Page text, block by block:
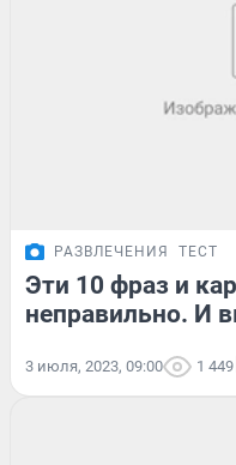
РАЗВЛЕЧЕНИЯ ТЕСТ
Эти 10 фраз и
неправильно. И
3 июля, 2023, 09:00 1 449